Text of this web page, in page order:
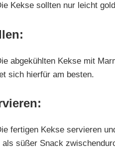
Kekse sollten nur leicht
abgekühlten Kekse mit
sich hierfür am besten.
fertigen Kekse servieren
als süßer Snack